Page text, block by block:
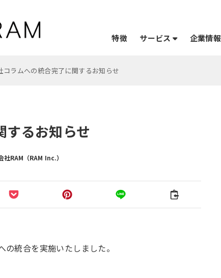
特徴 サービス 企業情報
コラムへの統合完了に関するお知らせ
するお知らせ
社RAM（RAM Inc.）
の統合を実施いたしました。